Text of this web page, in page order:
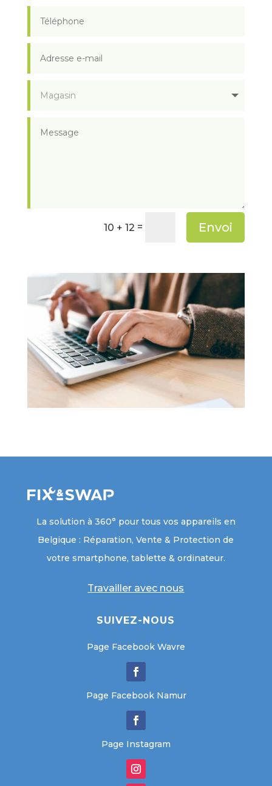
10 + 12 = Envoi
La solution à 360° pour tous vos appareils en
Belgique : Réparation, Vente & Protection de
votre smartphone, tablette & ordinateur.
Travailler avec nous
SUIVEZ-NOUS
Page Facebook Wavre
Page Facebook Namur
Page Instagram